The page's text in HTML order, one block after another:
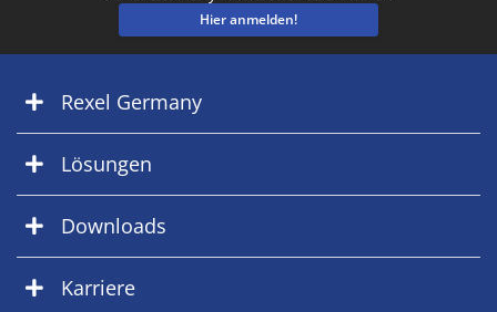
Hier anmelden!
Rexel Germany
Lösungen
Downloads
Karriere